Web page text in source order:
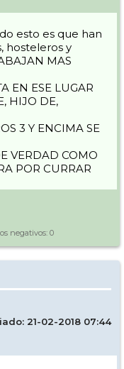
esto es que han
hosteleros y
MAS
EN ESE LUGAR
HIJO DE,
3 Y ENCIMA SE
VERDAD COMO
POR CURRAR
negativos: 0
21-02-2018 07:44